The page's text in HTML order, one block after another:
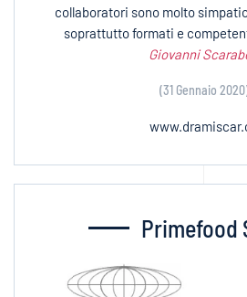
collaboratori sono molto
soprattutto formati e
Giovanni
(31 Gennaio
Primefood